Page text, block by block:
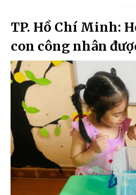
TP. Hồ Chí Minh:
con công nhân